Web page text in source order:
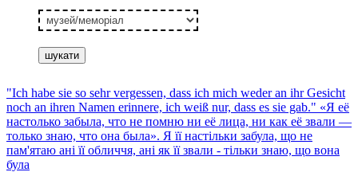
музей/
меморiал
"Ich habe sie so sehr vergessen, dass ich mich weder an ihr Gesicht
noch an ihren Namen erinnere, ich weiß nur, dass es sie gab." «Я её
настолько забыла, что не помню ни её лица, ни как её звали —
только знаю, что она была». Я її настільки забула, що не
пам'ятаю ані її обличчя, ані як її звали - тільки знаю, що вона
була